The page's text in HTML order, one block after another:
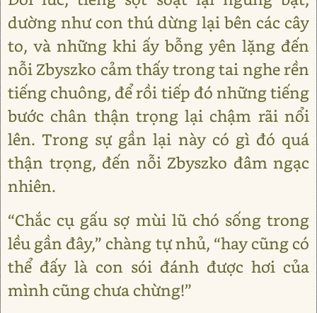
dường như con thú dừng lại bên các cây
to, và những khi ấy bỗng yên lặng đến
nỗi Zbyszko cảm thấy trong tai nghe rền
tiếng chuông, để rồi tiếp đó những tiếng
bước chân thận trọng lại chậm rãi nổi
lên. Trong sự gần lại này có gì đó quá
thận trọng, đến nỗi Zbyszko đâm ngạc
nhiên.
“Chắc cụ gấu sợ mùi lũ chó sống trong
lều gần đây,” chàng tự nhủ, “hay cũng có
thể đấy là con sói đánh được hơi của
mình cũng chưa chừng!”